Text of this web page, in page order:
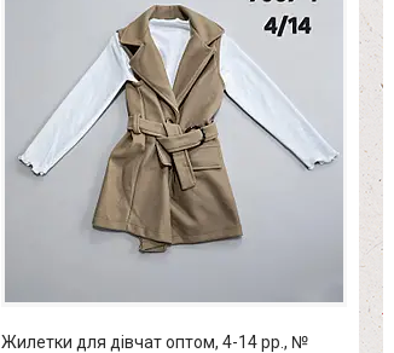
Жилетки для дівчат оптом, 4-14 рр., №